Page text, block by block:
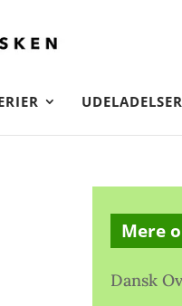
UDELADELSER
Mere
Dansk